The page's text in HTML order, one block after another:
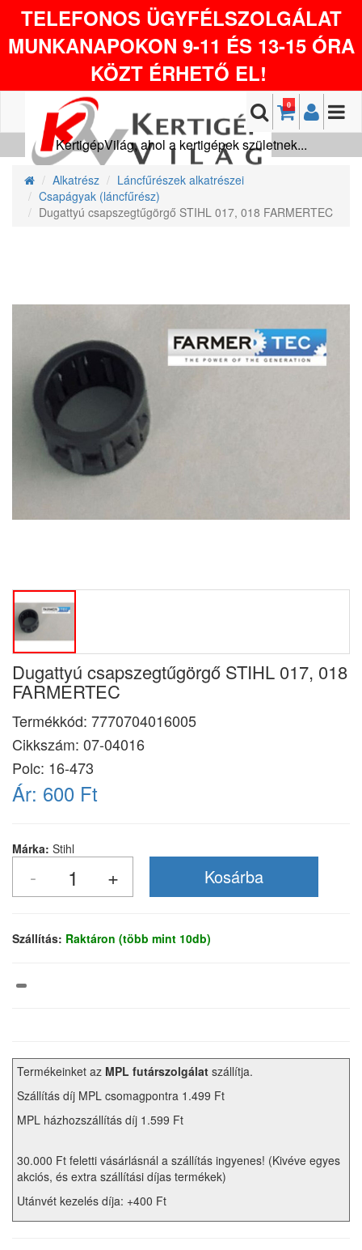
TELEFONOS ÜGYFÉLSZOLGÁLAT
MUNKANAPOKON 9-11 ÉS 13-15 ÓRA
KÖZT ÉRHETŐ EL!
0
KertigépVilág, ahol a kertigépek születnek...
Alkatrész
Láncfűrészek alkatrészei
Csapágyak (láncfűrész)
Dugattyú csapszegtűgörgő STIHL 017, 018 FARMERTEC
Dugattyú csapszegtűgörgő STIHL 017, 018
FARMERTEC
Termékkód: 7770704016005
Cikkszám: 07-04016
Polc: 16-473
Ár: 600 Ft
Márka: Stihl
Szállítás: Raktáron (több mint 10db)
Termékeinket az MPL futárszolgálat szállítja.
Szállítás díj MPL csomagpontra 1.499 Ft
MPL házhozszállítás díj 1.599 Ft
30.000 Ft feletti vásárlásnál a szállítás ingyenes! (Kivéve egyes
akciós, és extra szállítási díjas termékek)
Utánvét kezelés díja: +400 Ft